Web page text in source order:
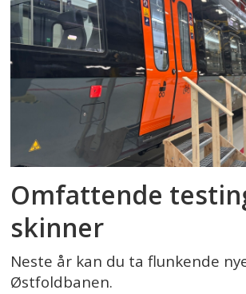
Omfattende
skinner
Neste år kan du ta flunkende
Østfoldbanen.